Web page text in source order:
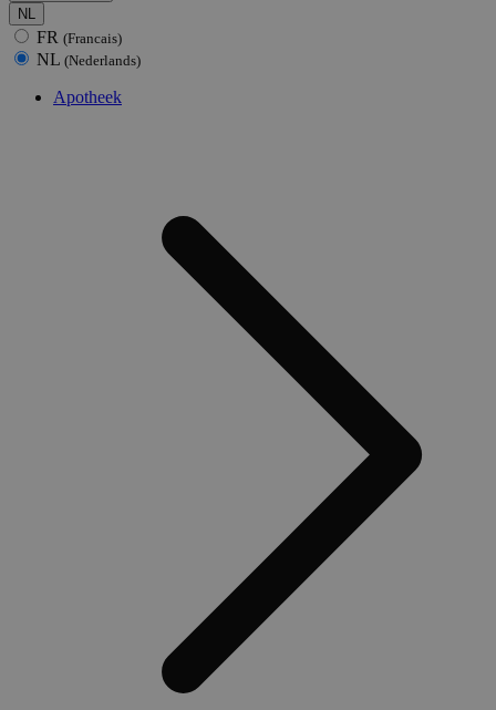
NL
FR (Francais)
NL (Nederlands)
Apotheek